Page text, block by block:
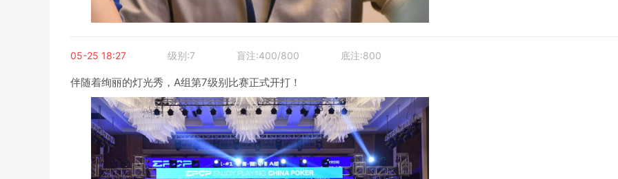
05-25 18:27 级别:7 盲注:400/800 底注:800
伴随着绚丽的灯光秀，A组第7级别比赛正式开打！